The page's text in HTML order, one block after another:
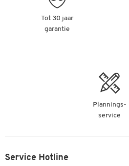
Tot 30 jaar
garantie
Plannings-
service
Service Hotline